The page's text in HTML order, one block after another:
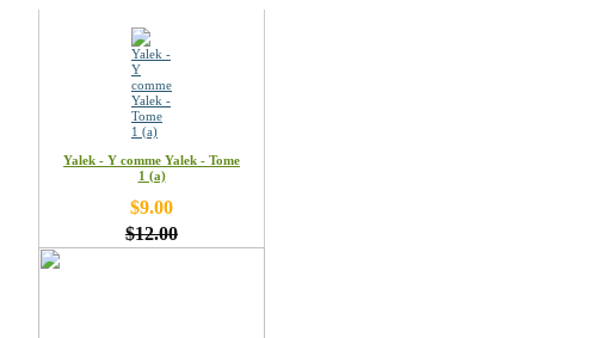
Yalek - Y comme Yalek - Tome
1 (a)
$9.00
$12.00